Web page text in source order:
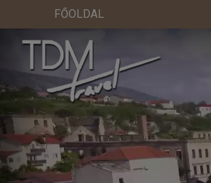
FŐOLDAL